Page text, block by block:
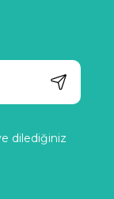
dilediğiniz